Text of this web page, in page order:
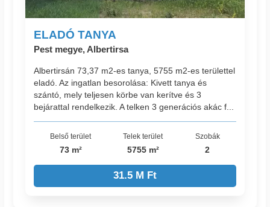
ELADÓ TANYA
Pest megye, Albertirsa
Albertirsán 73,37 m2-es tanya, 5755 m2-es területtel
eladó. Az ingatlan besorolása: Kivett tanya és
szántó, mely teljesen körbe van kerítve és 3
bejárattal rendelkezik. A telken 3 generációs akác f...
Belső terület
73 m²
Telek terület
5755 m²
Szobák
2
31.5 M Ft